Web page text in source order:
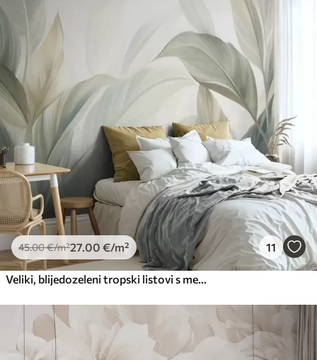
45 27
Premium
56 .67 €/m²
Premium vinil
66 40 .00 /m²
Peel and Stick
81.6749.00€/m²
45.00€/m²27 .00 €/m² 11